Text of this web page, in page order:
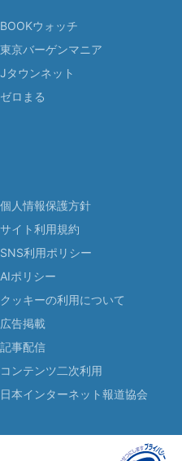
BOOKウォッチ
東京バーゲンマニア
Jタウンネット
ゼロまる
個人情報保護方針
サイト利用規約
SNS利用ポリシー
AIポリシー
クッキーの利用について
広告掲載
記事配信
コンテンツ二次利用
日本インターネット報道協会